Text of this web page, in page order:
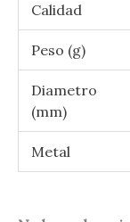
Calidad
Peso (g)
Diametro
(mm)
Metal